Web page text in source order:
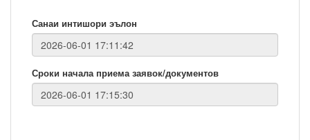
Санаи интишори эълон
Сроки начала приема заявок/документов